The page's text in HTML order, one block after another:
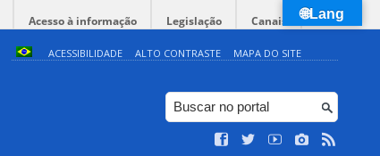
Acesso à informação Legislação Canais
ACESSIBILIDADE ALTO CONTRASTE MAPA DO SITE
🌐Lang